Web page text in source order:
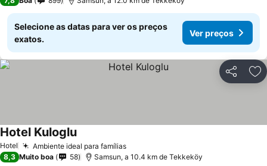
Selecione as datas para ver os preços
exatos.
Ver preços
Partilhar
Hotel Ambiente ideal para famílias
Hotel Kuloglu
8,3 Muito boa 58 Samsun, a 10.4 km de Tekkeköy